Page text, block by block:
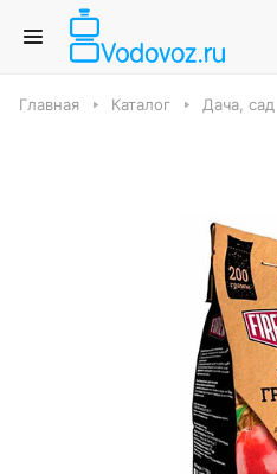
Главная Каталог Дача, сад